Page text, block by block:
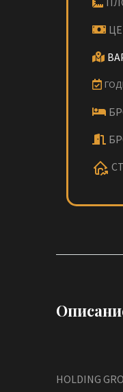
HOLDING